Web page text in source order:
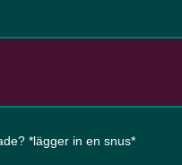
*lägger in en snus*